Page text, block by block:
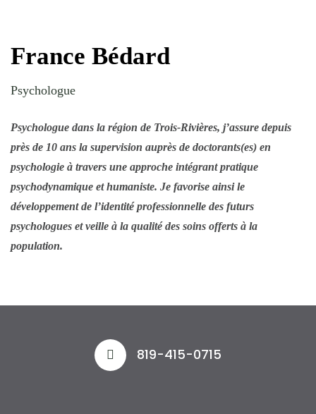
France Bédard
Psychologue
Psychologue dans la région de Trois-Rivières, j’assure depuis
près de 10 ans la supervision auprès de doctorants(es) en
psychologie à travers une approche intégrant pratique
psychodynamique et humaniste. Je favorise ainsi le
développement de l’identité professionnelle des futurs
psychologues et veille à la qualité des soins offerts à la
population.
819-415-0715